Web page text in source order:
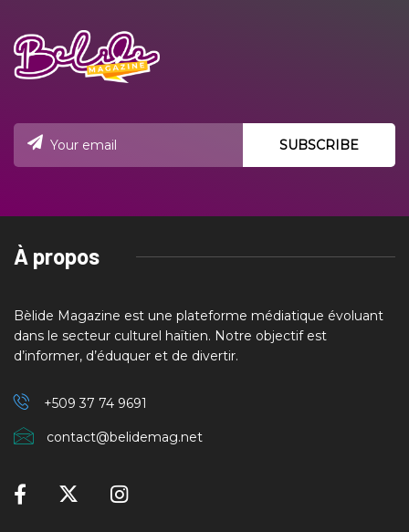
À propos
Bèlide Magazine est une plateforme médiatique évoluant
dans le secteur culturel haïtien. Notre objectif est
d’informer, d’éduquer et de divertir.
+509 37 74 9691
contact@belidemag.net